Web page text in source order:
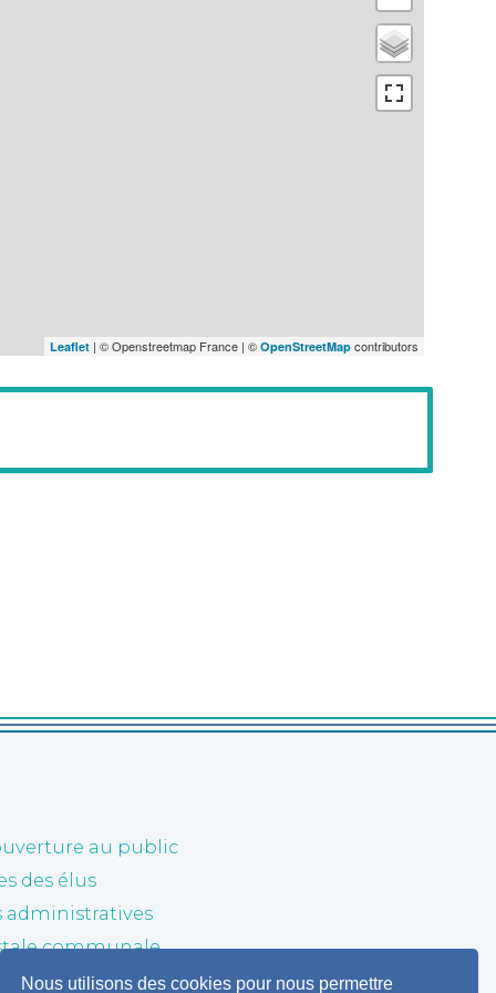
Nous utilisons des cookies pour nous permettre
Leaflet | © Openstreetmap France | ©OpenStreetMap contributors
au public
des élus
administratives
communale